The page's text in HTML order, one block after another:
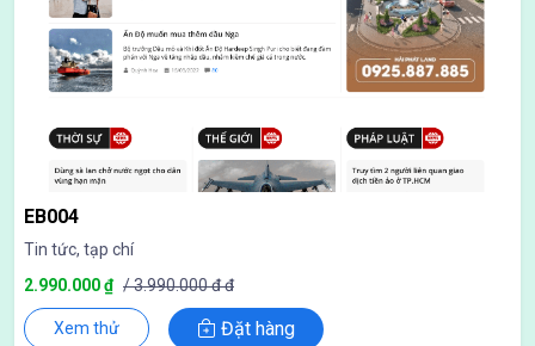
EB004
Tin tức, tạp chí
2.990.000 ₫ / 3.990.000 đ đ
Xem thử Đặt hàng